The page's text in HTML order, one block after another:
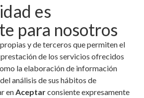
es
para nosotros
y de terceros que permiten el
de los servicios ofrecidos
la elaboración de información
análisis de sus hábitos de
enAceptarconsiente expresamente